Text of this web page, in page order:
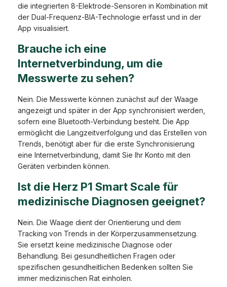
die integrierten 8-Elektrode-Sensoren in Kombination mit
der Dual-Frequenz-BIA-Technologie erfasst und in der
App visualisiert.
Brauche ich eine
Internetverbindung, um die
Messwerte zu sehen?
Nein. Die Messwerte können zunächst auf der Waage
angezeigt und später in der App synchronisiert werden,
sofern eine Bluetooth-Verbindung besteht. Die App
ermöglicht die Langzeitverfolgung und das Erstellen von
Trends, benötigt aber für die erste Synchronisierung
eine Internetverbindung, damit Sie Ihr Konto mit den
Geräten verbinden können.
Ist die Herz P1 Smart Scale für
medizinische Diagnosen geeignet?
Nein. Die Waage dient der Orientierung und dem
Tracking von Trends in der Körperzusammensetzung.
Sie ersetzt keine medizinische Diagnose oder
Behandlung. Bei gesundheitlichen Fragen oder
spezifischen gesundheitlichen Bedenken sollten Sie
immer medizinischen Rat einholen.